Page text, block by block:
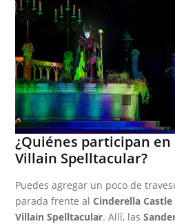
¿Quiénes participan en
Villain Spelltacular?
Puedes agregar un poco de
parada frente al Cinderella Castle
Villain Spelltacular. Allí, las